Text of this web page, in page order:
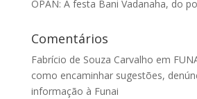
OPAN: A festa Bani Vadanaha, do
Comentários
Fabrício de Souza Carvalho em
como encaminhar sugestões,
informação à Funai